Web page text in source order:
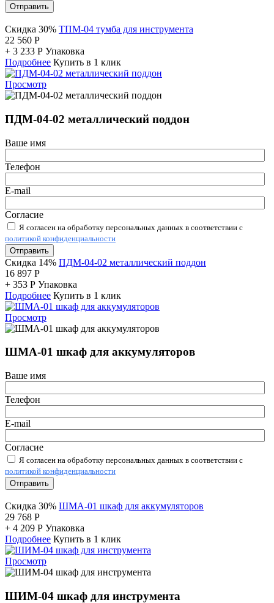
Отправить
Скидка 30% ТПМ-04 тумба для инструмента
22 560 Р
+ 3 233 Р Упаковка
Подробнее Купить в 1 клик
Просмотр
ПДМ-04-02 металлический поддон
Ваше имя
Телефон
E-mail
Согласие
Я согласен на обработку персональных данных в соответствии с
политикой конфиденциальности
Отправить
Скидка 14% ПДМ-04-02 металлический поддон
16 897 Р
+ 353 Р Упаковка
Подробнее Купить в 1 клик
Просмотр
ШМА-01 шкаф для аккумуляторов
Ваше имя
Телефон
E-mail
Согласие
Я согласен на обработку персональных данных в соответствии с
политикой конфиденциальности
Отправить
Скидка 30% ШМА-01 шкаф для аккумуляторов
29 768 Р
+ 4 209 Р Упаковка
Подробнее Купить в 1 клик
Просмотр
ШИМ-04 шкаф для инструмента